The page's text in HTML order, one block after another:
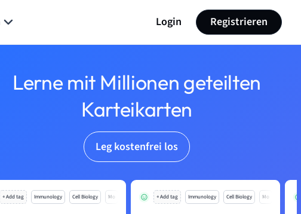
Login Registrieren
Lerne mit Millionen geteilten
Karteikarten
Leg kostenfrei los
+ Add tag Immunology Cell Biology Mo + Add tag Immunology Cell Biology Mo